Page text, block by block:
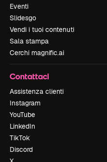
Eventi
Slidesgo
Vendi i tuoi contenuti
Sala stampa
Cerchi magnific.ai
Contattaci
Assistenza clienti
Instagram
YouTube
LinkedIn
TikTok
Discord